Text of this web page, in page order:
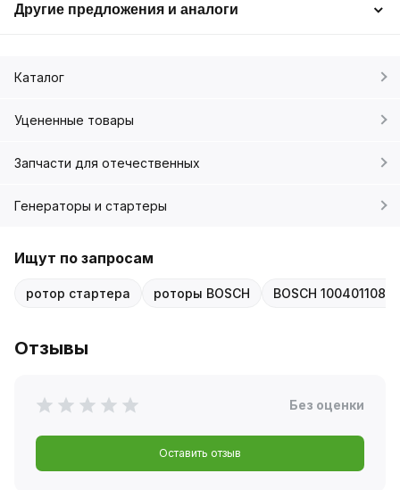
Другие предложения и аналоги
Каталог
Уцененные товары
Запчасти для отечественных
Генераторы и стартеры
Ищут по запросам
ротор стартера роторы BOSCH BOSCH
Отзывы
Без оценки
Оставить отзыв